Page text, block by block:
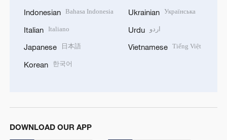
Indonesian Bahasa Indonesia
Italian Italiano
Japanese 日本語
Korean 한국어
Ukrainian Українська
Urdu اردو
Vietnamese Tiếng Việt
DOWNLOAD OUR APP